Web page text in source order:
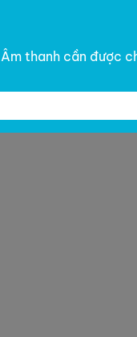
Âm thanh cần được